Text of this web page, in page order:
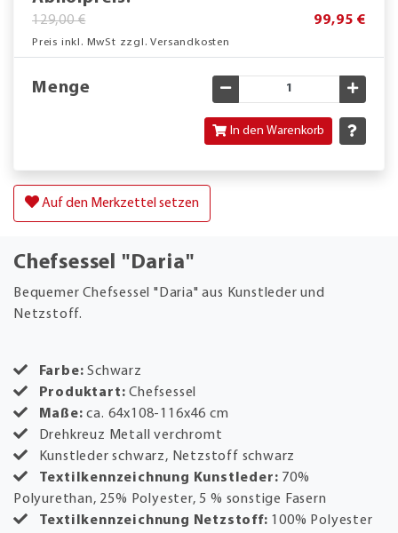
129,00 € 99,95 €
Preis inkl. MwSt zzgl. Versandkosten
Menge Gewünschte Menge
In den Warenkorb
Auf den Merkzettel setzen
Chefsessel "Daria"
Bequemer Chefsessel "Daria" aus Kunstleder und
Netzstoff.
Farbe: Schwarz
Produktart:Chefsessel
Maße:ca. 64x108-116x46 cm
Drehkreuz Metall verchromt
Kunstleder schwarz, Netzstoff schwarz
Textilkennzeichnung Kunstleder: 70%
Polyurethan, 25% Polyester, 5 % sonstige Fasern
Textilkennzeichnung Netzstoff: 100% Polyester